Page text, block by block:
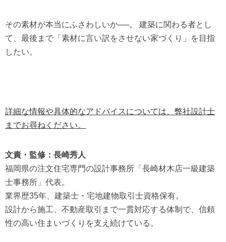
その素材が本当にふさわしいか──。 建築に関わる者とし
て、最後まで「素材に言い訳をさせない家づくり」を目指
したい。
詳細な情報や具体的なアドバイスについては、弊社設計士
までお尋ねください。
文責・監修：長崎秀人
福岡県の注文住宅専門の設計事務所「長崎材木店一級建築
士事務所」代表。
業界歴35年、建築士・宅地建物取引士資格保有。
設計から施工、不動産取引まで一貫対応する体制で、信頼
性の高い住まいづくりを支え続けている。